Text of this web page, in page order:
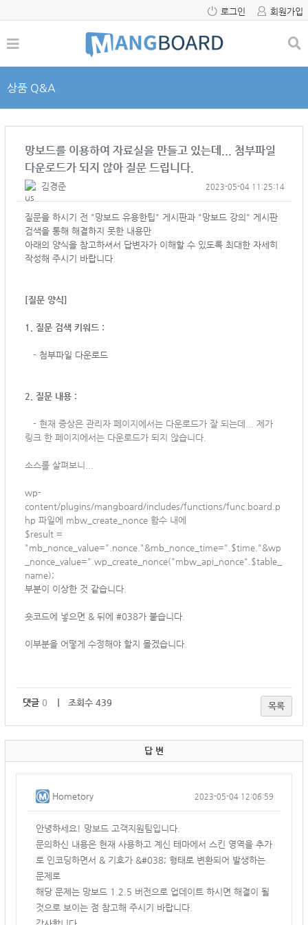
로그인 회원가입
상품 Q&A
망보드를 이용하여 자료실을 만들고 있는데... 첨부파일
다운로드가 되지 않아 질문 드립니다.
김경준 2023-05-04 11:25:14
질문을 하시기 전 "망보드 유용한팁" 게시판과 "망보드 강의" 게시판
검색을 통해 해결하지 못한 내용만
아래의 양식을 참고하셔서 답변자가 이해할 수 있도록 최대한 자세히
작성해 주시기 바랍니다.
[질문 양식]
1. 질문 검색 키워드 :
- 첨부파일 다운로드
2. 질문 내용 :
- 현재 증상은 관리자 페이지에서는 다운로드가 잘 되는데... 제가
링크 한 페이지에서는 다운로드가 되지 않습니다.
소스를 살펴보니...
wp-
content/plugins/mangboard/includes/functions/func.board.p
hp 파일에 mbw_create_nonce 함수 내에
$result =
"mb_nonce_value=".nonce."&mb_nonce_time=".$time."&wp
_nonce_value=".wp_create_nonce("mbw_api_nonce".$table_
name);
부분이 이상한 것 같습니다.
숏코드에 넣으면 & 뒤에 #038가 붙습니다.
이부분을 어떻게 수정해야 할지 몰겠습니다.
댓글 0 ｜ 조회수 439 목록
답 변
Hometory 2023-05-04 12:06:59
안녕하세요! 망보드 고객지원팀입니다.
문의하신 내용은 현재 사용하고 계신 테마에서 스킨 영역을 추가
로 인코딩하면서 & 기호가 &#038; 형태로 변환되어 발생하는
문제로
해당 문제는 망보드 1.2.5 버전으로 업데이트 하시면 해결이 될
것으로 보이는 점 참고해 주시기 바랍니다.